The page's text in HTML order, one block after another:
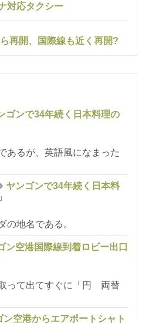
対応タクシー
再開、国際線も近く再開?
ゴンで34年続く日本料理の
あるが、英語風になまった
ヤンゴンで34年続く日本料
の地名である。
ン空港国際線到着ロビー出口
って出てすぐに「円 両替
ン空港からエアポートシャト